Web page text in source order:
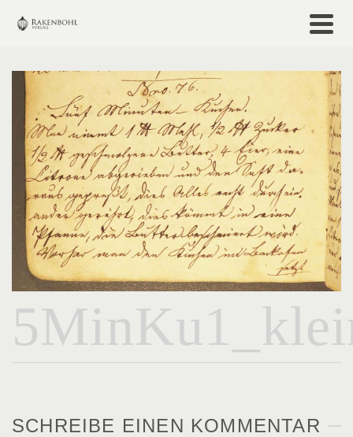
SCHREIBE EINEN KOMMENTAR